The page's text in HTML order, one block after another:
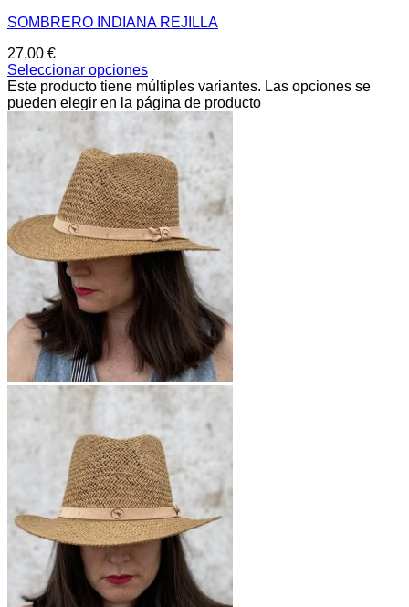
SOMBRERO INDIANA REJILLA
27,00 €
Seleccionar opciones
Este producto tiene múltiples variantes. Las opciones se
pueden elegir en la página de producto